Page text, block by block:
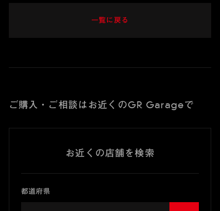
一覧に戻る
ご購入・ご相談はお近くのGR Garageで
お近くの店舗を検索
都道府県